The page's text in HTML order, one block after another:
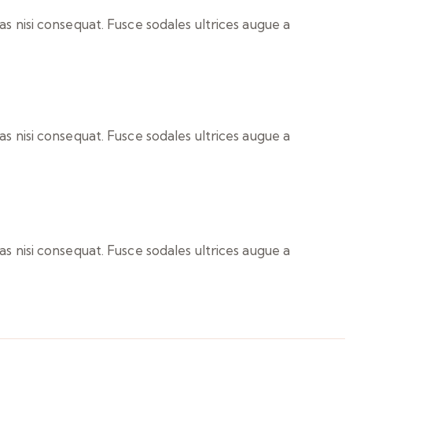
consequat. Fusce sodales ultrices augue a
consequat. Fusce sodales ultrices augue a
consequat. Fusce sodales ultrices augue a